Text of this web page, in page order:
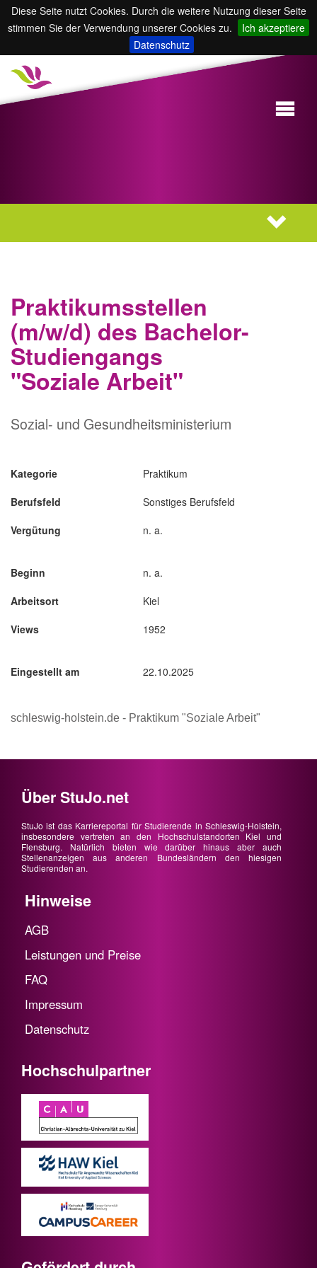
Diese Seite nutzt Cookies. Durch die weitere Nutzung dieser Seite
stimmen Sie der Verwendung unserer Cookies zu.
Ich akzeptiere
Datenschutz
Praktikumsstellen
(m/w/d) des Bachelor-
Studiengangs
"Soziale Arbeit"
Sozial- und Gesundheitsministerium
Kategorie
Berufsfeld
Vergütung
Praktikum
Sonstiges Berufsfeld
n. a.
Beginn
Arbeitsort
Views
n. a.
Kiel
1952
Eingestellt am 22.10.2025
schleswig-holstein.de - Praktikum "Soziale Arbeit"
Über StuJo.net
StuJo ist das Karriereportal für Studierende in Schleswig-Holstein,
insbesondere vertreten an den Hochschulstandorten Kiel und
Flensburg. Natürlich bieten wie darüber hinaus aber auch
Stellenanzeigen aus anderen Bundesländern den hiesigen
Studierenden an.
Hinweise
AGB
Leistungen und Preise
FAQ
Impressum
Datenschutz
Hochschulpartner